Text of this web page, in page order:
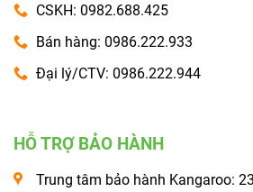
CSKH: 0982.688.425
Bán hàng: 0986.222.933
Đại lý/CTV: 0986.222.944
HỖ TRỢ BẢO HÀNH
Trung tâm bảo hành Kangaroo: